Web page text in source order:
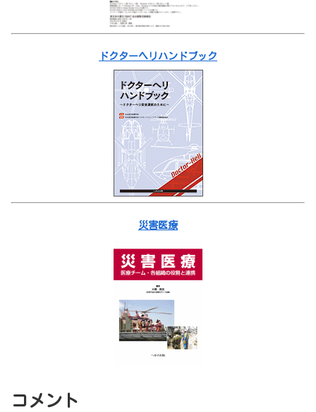
ドクターヘリハンドブック
災害医療
コメント